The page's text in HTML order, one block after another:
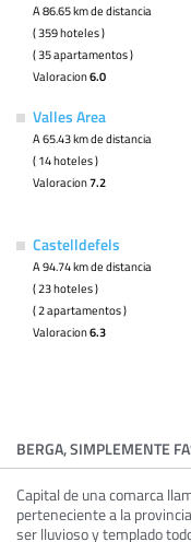
A 86.65 km de distancia
( 359 hoteles )
( 35 apartamentos )
Valoracion6.0
Valles Area
A 65.43 km de distancia
( 14 hoteles )
Valoracion7.2
Castelldefels
A 94.74 km de distancia
( 23 hoteles )
( 2 apartamentos )
Valoracion6.3
BERGA, SIMPLEMENTE
Capital de una comarca
perteneciente a la
ser lluvioso y templado